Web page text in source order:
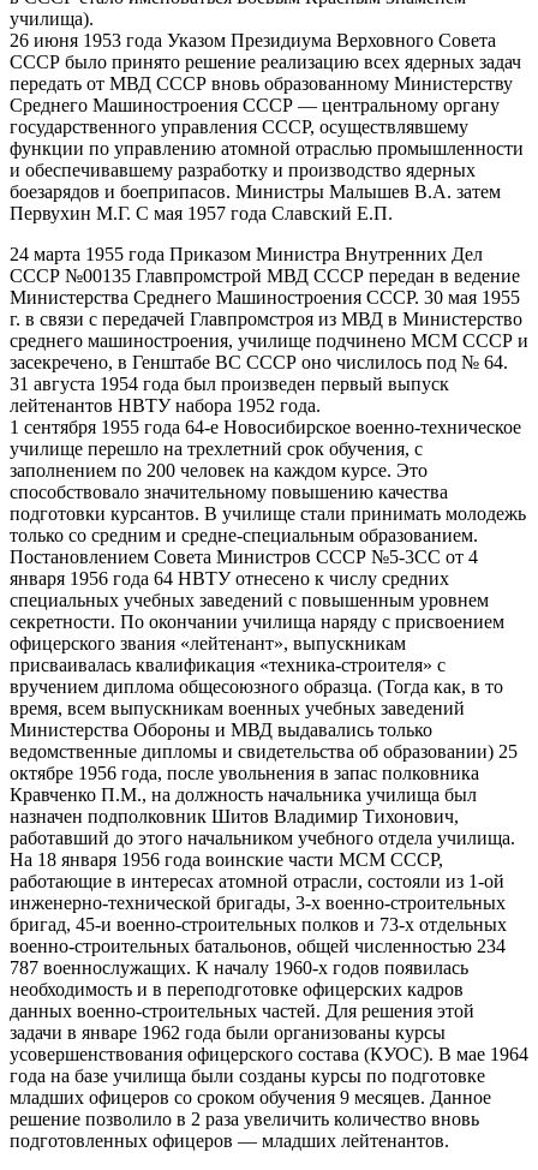
училища).
26 июня 1953 года Указом Президиума Верховного Совета
СССР было принято решение реализацию всех ядерных задач
передать от МВД СССР вновь образованному Министерству
Среднего Машиностроения СССР — центральному органу
государственного управления СССР, осуществлявшему
функции по управлению атомной отраслью промышленности
и обеспечивавшему разработку и производство ядерных
боезарядов и боеприпасов. Министры Малышев В.А. затем
Первухин М.Г. С мая 1957 года Славский Е.П.
24 марта 1955 года Приказом Министра Внутренних Дел
СССР №00135 Главпромстрой МВД СССР передан в ведение
Министерства Среднего Машиностроения СССР. 30 мая 1955
г. в связи с передачей Главпромстроя из МВД в Министерство
среднего машиностроения, училище подчинено МСМ СССР и
засекречено, в Генштабе ВС СССР оно числилось под № 64.
31 августа 1954 года был произведен первый выпуск
лейтенантов НВТУ набора 1952 года.
1 сентября 1955 года 64-е Новосибирское военно-техническое
училище перешло на трехлетний срок обучения, с
заполнением по 200 человек на каждом курсе. Это
способствовало значительному повышению качества
подготовки курсантов. В училище стали принимать молодежь
только со средним и средне-специальным образованием.
Постановлением Совета Министров СССР №5-3СС от 4
января 1956 года 64 НВТУ отнесено к числу средних
специальных учебных заведений с повышенным уровнем
секретности. По окончании училища наряду с присвоением
офицерского звания «лейтенант», выпускникам
присваивалась квалификация «техника-строителя» с
вручением диплома общесоюзного образца. (Тогда как, в то
время, всем выпускникам военных учебных заведений
Министерства Обороны и МВД выдавались только
ведомственные дипломы и свидетельства об образовании) 25
октябре 1956 года, после увольнения в запас полковника
Кравченко П.М., на должность начальника училища был
назначен подполковник Шитов Владимир Тихонович,
работавший до этого начальником учебного отдела училища.
На 18 января 1956 года воинские части МСМ СССР,
работающие в интересах атомной отрасли, состояли из 1-ой
инженерно-технической бригады, 3-х военно-строительных
бригад, 45-и военно-строительных полков и 73-х отдельных
военно-строительных батальонов, общей численностью 234
787 военнослужащих. К началу 1960-х годов появилась
необходимость и в переподготовке офицерских кадров
данных военно-строительных частей. Для решения этой
задачи в январе 1962 года были организованы курсы
усовершенствования офицерского состава (КУОС). В мае 1964
года на базе училища были созданы курсы по подготовке
младших офицеров со сроком обучения 9 месяцев. Данное
решение позволило в 2 раза увеличить количество вновь
подготовленных офицеров — младших лейтенантов.